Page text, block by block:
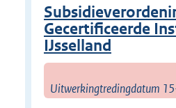
Gecertificeerde
IJsselland
Uitwerkingtredingdatum